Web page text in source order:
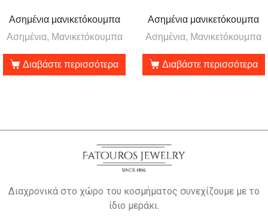
Ασημένια μανικετόκουμπα
Ασημένια, Μανικετόκουμπα
Διαβάστε περισσότερα
Ασημένια μανικετόκουμπα
Ασημένια, Μανικετόκουμπα
Διαβάστε περισσότερα
Διαχρονικά στο χώρο του κοσμήματος συνεχίζουμε με το
ίδιο μεράκι.